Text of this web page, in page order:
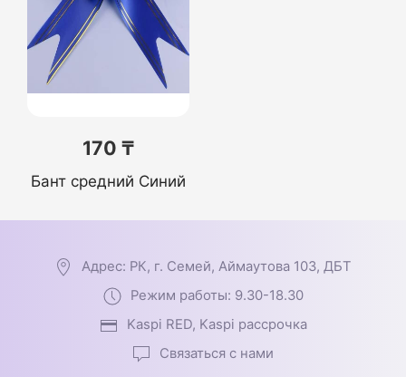
170 ₸
Бант средний Синий
Адрес: РК, г. Семей, Аймаутова 103, ДБТ
Режим работы: 9.30-18.30
Kaspi RED, Kaspi рассрочка
Связаться с нами